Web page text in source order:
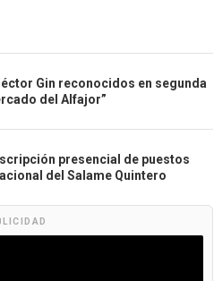
Gin reconocidos en segunda
del Alfajor”
presencial de puestos
del Salame Quintero